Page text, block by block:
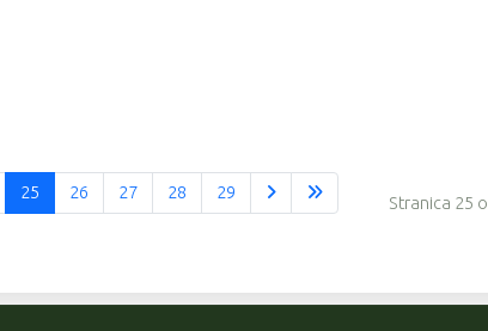
Stranica 25
25 26 27 28 29